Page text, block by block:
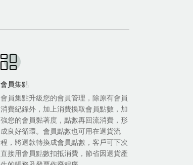
會員集點
會員集點升級您的會員管理，除原有會員
消費紀錄外，加上消費換取會員點數，加
強您的會員黏著度，點數再回流消費，形
成良好循環。會員點數也可用在退貨流
程，將退款轉換成會員點數，客戶可下次
直接用會員點數扣抵消費，節省因退貨產